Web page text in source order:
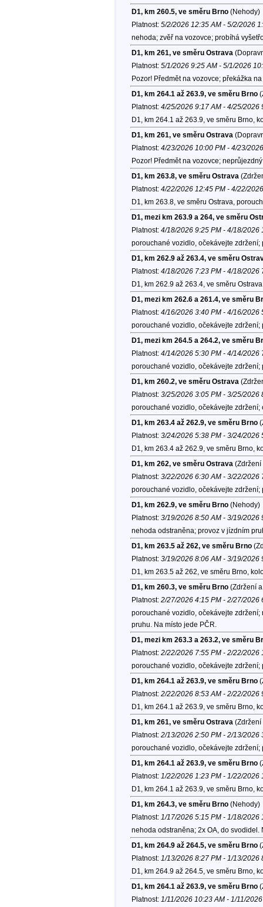
D1, km 260.5, ve směru Brno(Nehody)
Platnost: 5/2/2026 12:35 AM - 5/2/2026
nehoda; zvěř na vozovce; probíhá
D1, km 261, ve směru Ostrava
Platnost: 5/1/2026 9:25 AM - 5/1/2026
Pozor! Předmět na vozovce; překážka
D1, km 264.1 až 263.9, ve směru Brno
Platnost: 4/25/2026 9:17 AM - 4/25/2026
D1, km 264.1 až 263.9, ve směru Brno,
D1, km 261, ve směru Ostrava
Platnost: 4/23/2026 10:00 PM - 4/23/
Pozor! Předmět na vozovce;
D1, km 263.8, ve směru Ostrava
Platnost: 4/22/2026 12:45 PM - 4/22/
D1, km 263.8, ve směru Ostrava,
D1, mezi km 263.9 a 264, ve směru
Platnost: 4/18/2026 9:25 PM - 4/18/2026
porouchané vozidlo, očekávejte
D1, km 262.9 až 263.4, ve směru
Platnost: 4/18/2026 7:23 PM - 4/18/2026
D1, km 262.9 až 263.4, ve směru
D1, mezi km 262.6 a 261.4, ve směru
Platnost: 4/16/2026 3:40 PM - 4/16/2026
porouchané vozidlo, očekávejte
D1, mezi km 264.5 a 264.2, ve směru
Platnost: 4/14/2026 5:30 PM - 4/14/2026
porouchané vozidlo, očekávejte
D1, km 260.2, ve směru Ostrava
Platnost: 3/25/2026 3:05 PM - 3/25/2026
porouchané vozidlo, očekávejte zdržení;
D1, km 263.4 až 262.9, ve směru Brno
Platnost: 3/24/2026 5:38 PM - 3/24/2026
D1, km 263.4 až 262.9, ve směru Brno,
D1, km 262, ve směru Ostrava (Zdržení
Platnost: 3/22/2026 6:30 AM - 3/22/2026
porouchané vozidlo, očekávejte
D1, km 262.9, ve směru Brno(Nehody)
Platnost: 3/19/2026 8:50 AM - 3/19/2026
nehoda odstraněna; provoz v jízdním
D1, km 263.5 až 262, ve směru Brno
Platnost: 3/19/2026 8:06 AM - 3/19/2026
D1, km 263.5 až 262, ve směru Brno,
D1, km 260.3, ve směru Brno(Zdržení
Platnost: 2/27/2026 4:15 PM - 2/27/2026
porouchané vozidlo, očekávejte
pruhu. Na místo jede PČR.
D1, mezi km 263.3 a 263.2, ve směru
Platnost: 2/22/2026 7:55 PM - 2/22/2026
porouchané vozidlo, očekávejte
D1, km 264.1 až 263.9, ve směru Brno
Platnost: 2/22/2026 8:53 AM - 2/22/2026
D1, km 264.1 až 263.9, ve směru Brno,
D1, km 261, ve směru Ostrava (Zdržení
Platnost: 2/13/2026 2:50 PM - 2/13/2026
porouchané vozidlo, očekávejte
D1, km 264.1 až 263.9, ve směru Brno
Platnost: 1/22/2026 1:23 PM - 1/22/2026
D1, km 264.1 až 263.9, ve směru Brno,
D1, km 264.3, ve směru Brno(Nehody)
Platnost: 1/17/2026 5:15 PM - 1/18/2026
nehoda odstraněna; 2x OA, do svodidel.
D1, km 264.9 až 264.5, ve směru Brno
Platnost: 1/13/2026 8:27 PM - 1/13/2026
D1, km 264.9 až 264.5, ve směru Brno,
D1, km 264.1 až 263.9, ve směru Brno
Platnost: 1/11/2026 10:23 AM - 1/11/